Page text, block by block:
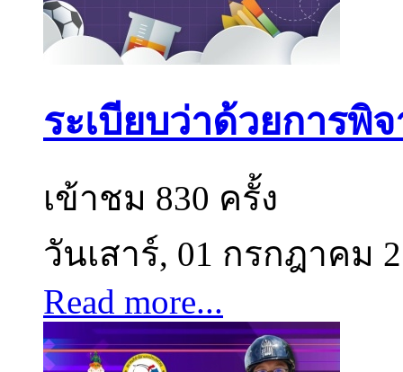
ระเบียบว่าด้วยการพิ
เข้าชม 830 ครั้ง
วันเสาร์, 01 กรกฎาคม
Read more...